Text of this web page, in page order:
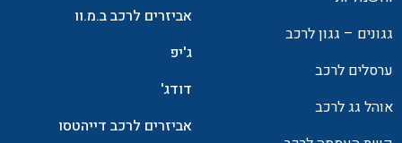
גגונים – גגון לרכב
ערסלים לרכב
אוהל גג לרכב
אביזרים לרכב ב.מ.וו
ג'יפ
דודג'
אביזרים לרכב דייהטסו